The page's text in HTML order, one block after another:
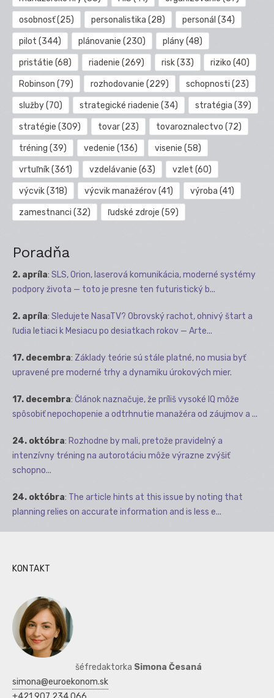
osobnosť(25) personalistika (28) personál (34)
pilot (344) plánovanie (230) plány(48)
pristátie (68) riadenie (269) risk(33) riziko (40)
Robinson (79) rozhodovanie (229) schopnosti (23)
služby(70) strategické riadenie (34) stratégia (39)
stratégie (309) tovar(23) tovaroznalectvo (72)
tréning (39) vedenie (136) visenie (58)
vrtuľník(361) vzdelávanie (63) vzlet (60)
výcvik(318) výcvik manažérov(41) výroba (41)
zamestnanci (32) ľudské zdroje (59)
Poradňa
2. apríla: SLS, Orion, laserová komunikácia, moderné systémy
podpory života — toto je presne ten futuristický b...
2. apríla: Sledujete NasaTV? Obrovský rachot, ohnivý štart a
ľudia letiaci k Mesiacu po desiatkach rokov — Arte...
17. decembra: Základy teórie sú stále platné, no musia byť
upravené pre moderné trhy a dynamiku úrokových mier.
17. decembra: Článok naznačuje, že príliš vysoké IQ môže
spôsobiť nepochopenie a odtrhnutie manažéra od záujmov a ...
24. októbra: Rozhodne by mali, pretože pravidelný a
intenzívny tréning na autorotáciu môže výrazne zvýšiť
schopno...
24. októbra: The article hints at this issue by noting that
planning relies on accurate information and is less e...
KONTAKT
šéfredaktorka Simona Česaná
simona@euroekonom.sk